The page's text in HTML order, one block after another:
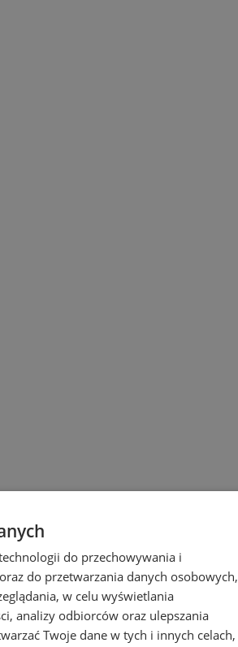
do przechowywania i
do przetwarzania danych osobowych,
w celu wyświetlania
analizy odbiorców oraz ulepszania
Twoje dane w tych i innych celach,